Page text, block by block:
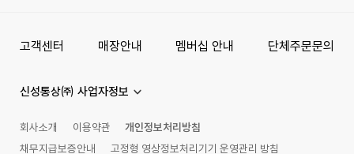
고객센터 매장안내 멤버십 안내 단체주문문의
신성통상㈜ 사업자정보
회사소개 이용약관
개인정보처리방침
채무지급보증안내
고정형 영상정보처리기기 운영관리 방침